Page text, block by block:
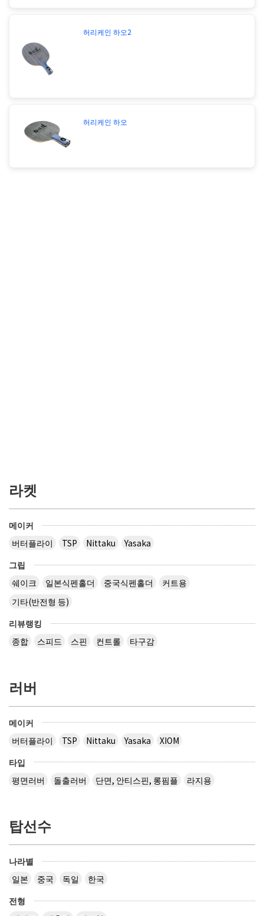
허리케인 하오2
허리케인 하오
라켓
메이커
버터플라이
TSP Nittaku
Yasaka
그립
쉐이크
일본식펜홀더 중국식펜홀더
커트용
기타(반전형 등)
리뷰랭킹
종합
스피드 스핀 컨트롤 타구감
러버
메이커
버터플라이
TSP Nittaku Yasaka
XIOM
타입
평면러버
돌출러버 단면, 안티스핀, 롱핌플 라지용
탑선수
나라별
일본
중국 독일
한국
전형